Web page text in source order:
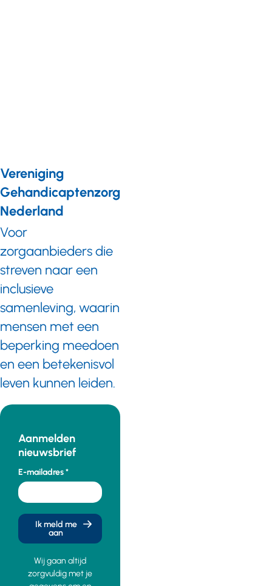
Vereniging
Gehandicaptenzorg
Nederland
Voor
zorgaanbieders die
streven naar een
inclusieve
samenleving, waarin
mensen met een
beperking meedoen
en een betekenisvol
leven kunnen leiden.
Aanmelden
nieuwsbrief
E-mailadres
Ik meld me
aan
Wij gaan altijd
zorgvuldig met je